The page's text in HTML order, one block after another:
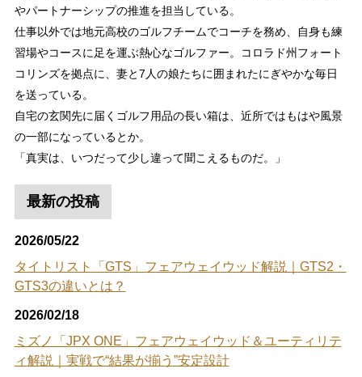
やパートナーシップの推進を担当している。
仕事以外では地元高校のゴルフチームでコーチを務め、自身も練
習場やコースに足を運ぶ熱心なゴルファー。コロラド州フォート
コリンズを拠点に、妻と7人の娘たちに囲まれたにぎやかな毎日
を送っている。
自宅の玄関先に届くゴルフ用品の長い箱は、近所ではもはや風景
の一部になっているとか。
「真実は、いつだって少し違って聞こえるものだ。」
最新の投稿
2026/05/22
タイトリスト「GTS」フェアウェイウッド解説｜GTS2・
GTS3の違いとは？
2026/02/18
ミズノ「JPX ONE」フェアウェイウッド＆ユーティリテ
ィ解説｜実戦で“結果が揃う”安定設計